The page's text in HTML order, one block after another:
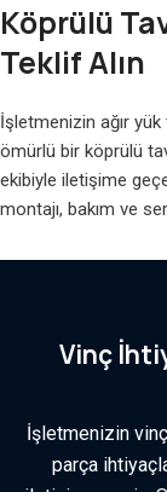
Köprülü
Teklif Alın
İşletmenizin ağır yük
ömürlü bir köprülü
ekibiyle iletişime
montajı, bakım ve
Vinç
İşletmenizin
parça